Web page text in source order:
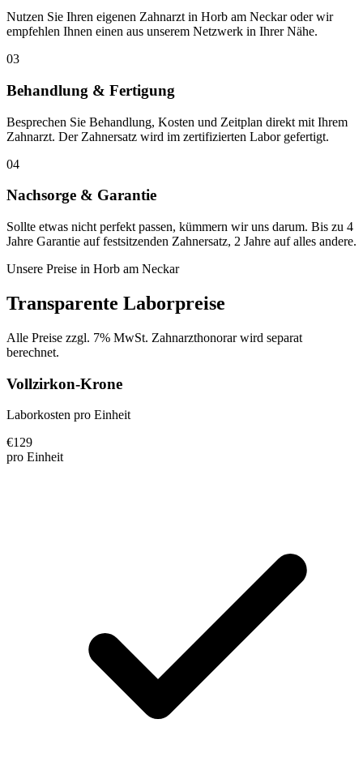
Nutzen Sie Ihren eigenen Zahnarzt in Horb am Neckar oder wir
empfehlen Ihnen einen aus unserem Netzwerk in Ihrer Nähe.
03
Behandlung & Fertigung
Besprechen Sie Behandlung, Kosten und Zeitplan direkt mit Ihrem
Zahnarzt. Der Zahnersatz wird im zertifizierten Labor gefertigt.
04
Nachsorge & Garantie
Sollte etwas nicht perfekt passen, kümmern wir uns darum. Bis zu 4
Jahre Garantie auf festsitzenden Zahnersatz, 2 Jahre auf alles andere.
Unsere Preise in Horb am Neckar
Transparente Laborpreise
Alle Preise zzgl. 7% MwSt. Zahnarzthonorar wird separat
berechnet.
Vollzirkon-Krone
Laborkosten pro Einheit
€129
pro Einheit